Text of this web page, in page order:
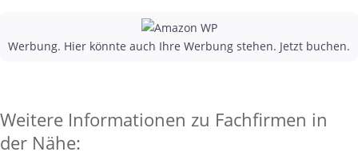
Werbung. Hier könnte auch Ihre Werbung stehen. Jetzt buchen.
Weitere Informationen zu Fachfirmen in
der Nähe: